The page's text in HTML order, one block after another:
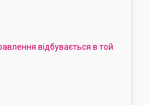
відбувається в той